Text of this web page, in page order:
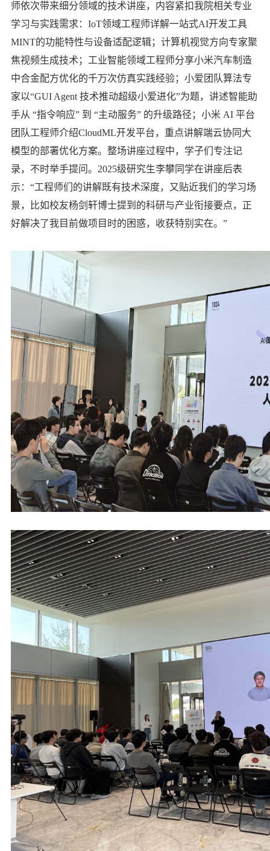
师依次带来细分领域的技术讲座，内容紧扣我院相关专业
学习与实践需求：IoT领域工程师详解一站式AI开发工具
MINT的功能特性与设备适配逻辑；计算机视觉方向专家聚
焦视频生成技术；工业智能领域工程师分享小米汽车制造
中合金配方优化的千万次仿真实践经验；小爱团队算法专
家以“GUI Agent 技术推动超级小爱进化”为题，讲述智能助
手从 “指令响应” 到 “主动服务” 的升级路径；小米 AI 平台
团队工程师介绍CloudML开发平台，重点讲解端云协同大
模型的部署优化方案。整场讲座过程中，学子们专注记
录，不时举手提问。2025级研究生李攀同学在讲座后表
示：“工程师们的讲解既有技术深度，又贴近我们的学习场
景，比如校友杨剑轩博士提到的科研与产业衔接要点，正
好解决了我目前做项目时的困惑，收获特别实在。”